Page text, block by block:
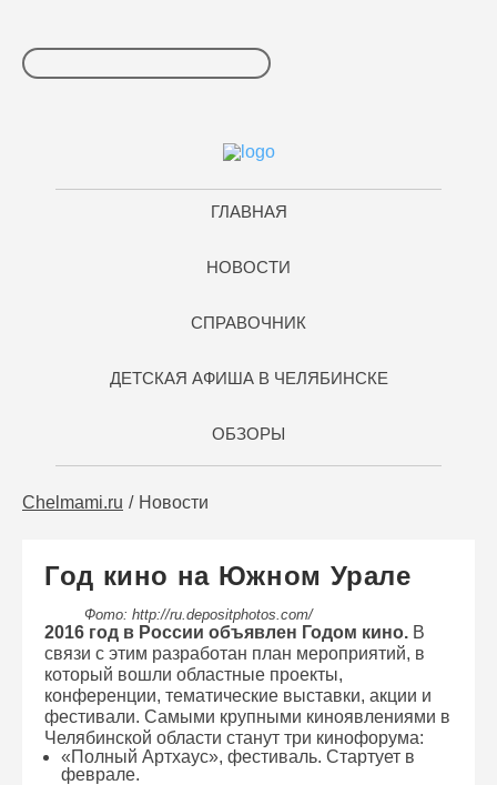
ГЛАВНАЯ
НОВОСТИ
СПРАВОЧНИК
ДЕТСКАЯ АФИША В ЧЕЛЯБИНСКЕ
ОБЗОРЫ
Chelmami.ru Новости
Год кино на Южном Урале
Фото: http://ru.depositphotos.com/
2016 год в России объявлен Годом кино. В
связи с этим разработан план мероприятий, в
который вошли областные проекты,
конференции, тематические выставки, акции и
фестивали. Самыми крупными киноявлениями в
Челябинской области станут три кинофорума:
«Полный Артхаус», фестиваль. Стартует в
феврале.